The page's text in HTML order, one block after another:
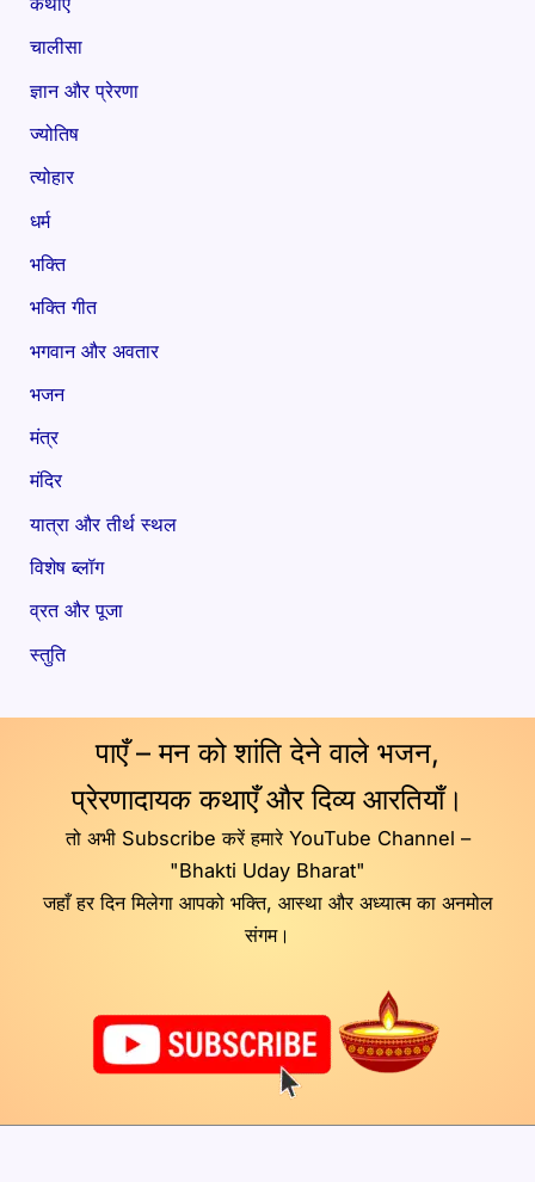
चालीसा
ज्ञान और प्रेरणा
ज्योतिष
त्योहार
धर्म
भक्ति
भक्ति गीत
भगवान और अवतार
भजन
मंत्र
मंदिर
यात्रा और तीर्थ स्थल
विशेष ब्लॉग
व्रत और पूजा
स्तुति
पाएँ – मन को शांति देने वाले भजन,
प्रेरणादायक कथाएँ और दिव्य आरतियाँ।
तो अभी Subscribe करें हमारे YouTube Channel –
"Bhakti Uday Bharat"
जहाँ हर दिन मिलेगा आपको भक्ति, आस्था और अध्यात्म का अनमोल
संगम।